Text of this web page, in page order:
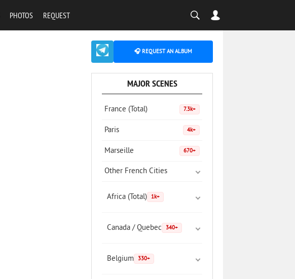
PHOTOS REQUEST
🎧 REQUEST AN ALBUM
MAJOR SCENES
France (Total) 7.3k+
Paris 4k+
Marseille 670+
Other French Cities
Africa (Total) 1k+
Canada / Quebec 340+
Belgium 330+